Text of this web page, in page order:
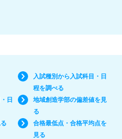
入試種別から入試科目・日
程を調べる
日
地域創造学部の偏差値を見
る
合格最低点・合格平均点を
見る